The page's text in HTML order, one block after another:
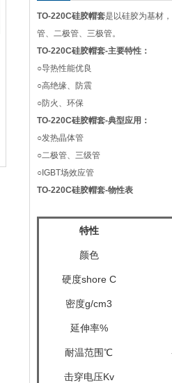
TO-220C硅胶帽套是以硅胶为基材
管、二极管、三极管。
TO-220C硅胶帽套-主要特性：
○导热性能优良
○高绝缘、防震
○防火、环保
TO-220C硅胶帽套-典型应用：
○发热晶体管
○二极管、三级管
○IGBT场效应管
TO-220C硅胶帽套-物性表
特性
颜色
硬度shore C
密度g/cm3
延伸率%
耐温范围℃
击穿电压Kv